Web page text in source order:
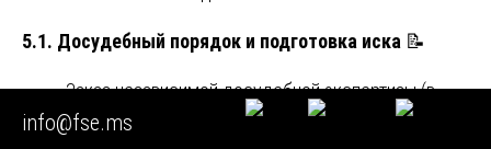
5.1. Досудебный порядок и подготовка иска 📝
Заказ независимой досудебной экспертизы (в
нашей организации) для подготовки
info@fse.ms